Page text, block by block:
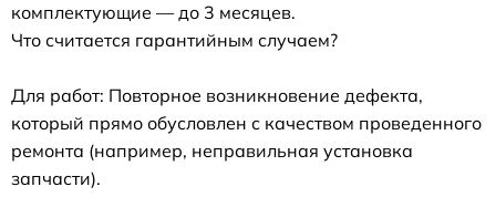
комплектующие — до 3 месяцев.
Что считается гарантийным случаем?
Для работ: Повторное возникновение дефекта,
который прямо обусловлен с качеством проведенного
ремонта (например, неправильная установка
запчасти).